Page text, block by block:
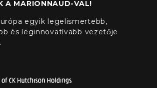
A MARIONNAUD-VAL!
egyik legelismertebb,
és leginnovatívabb vezetője